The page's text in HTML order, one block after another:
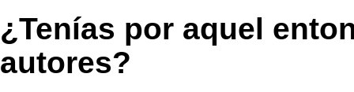
¿Tenías por aquel
autores?